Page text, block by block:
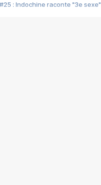
#25 : Indochine raconte "3e sexe"